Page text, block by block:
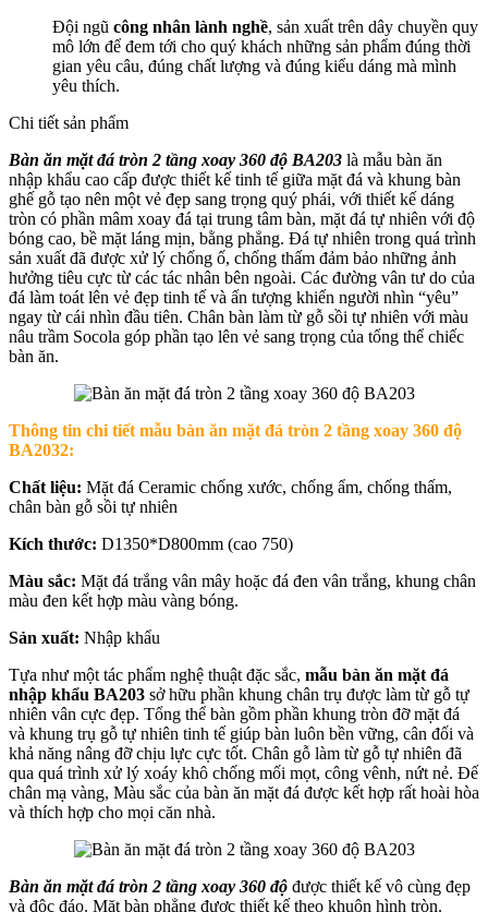
Đội ngũ công nhân lành nghề, sản xuất trên dây chuyền quy
mô lớn để đem tới cho quý khách những sản phẩm đúng thời
gian yêu câu, đúng chất lượng và đúng kiểu dáng mà mình
yêu thích.
Chi tiết sản phẩm
Bàn ăn mặt đá tròn 2 tầng xoay 360 độ BA203 là mẫu bàn ăn
nhập khẩu cao cấp được thiết kế tinh tế giữa mặt đá và khung bàn
ghế gỗ tạo nên một vẻ đẹp sang trọng quý phái, với thiết kế dáng
tròn có phần mâm xoay đá tại trung tâm bàn, mặt đá tự nhiên với độ
bóng cao, bề mặt láng mịn, bằng phẳng. Đá tự nhiên trong quá trình
sản xuất đã được xử lý chống ố, chống thấm đảm bảo những ảnh
hưởng tiêu cực từ các tác nhân bên ngoài. Các đường vân tư do của
đá làm toát lên vẻ đẹp tinh tế và ấn tượng khiến người nhìn “yêu”
ngay từ cái nhìn đầu tiên. Chân bàn làm từ gỗ sồi tự nhiên với màu
nâu trầm Socola góp phần tạo lên vẻ sang trọng của tổng thể chiếc
bàn ăn.
Thông tin chi tiết mẫu bàn ăn mặt đá tròn 2 tầng xoay 360 độ
BA2032:
Chất liệu: Mặt đá Ceramic chống xước, chống ẩm, chống thấm,
chân bàn gỗ sồi tự nhiên
Kích thước: D1350*D800mm (cao 750)
Màu sắc: Mặt đá trắng vân mây hoặc đá đen vân trắng, khung chân
màu đen kết hợp màu vàng bóng.
Sản xuất: Nhập khẩu
Tựa như một tác phẩm nghệ thuật đặc sắc, mẫu bàn ăn mặt đá
nhập khẩu BA203 sở hữu phần khung chân trụ được làm từ gỗ tự
nhiên vân cực đẹp. Tổng thể bàn gồm phần khung tròn đỡ mặt đá
và khung trụ gỗ tự nhiên tinh tế giúp bàn luôn bền vững, cân đối và
khả năng nâng đỡ chịu lực cực tốt. Chân gỗ làm từ gỗ tự nhiên đã
qua quá trình xử lý xoáy khô chống mối mọt, công vênh, nứt nẻ. Đế
chân mạ vàng, Màu sắc của bàn ăn mặt đá được kết hợp rất hoài hòa
và thích hợp cho mọi căn nhà.
Bàn ăn mặt đá tròn 2 tầng xoay 360 độ được thiết kế vô cùng đẹp
và độc đáo. Mặt bàn phẳng được thiết kế theo khuôn hình tròn.